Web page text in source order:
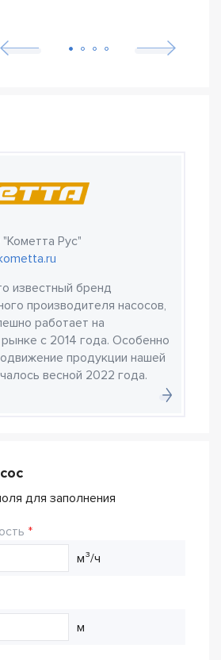
Рус"
известный бренд
производителя насосов,
работает на
с 2014 года. Особенно
продукции нашей
весной 2022 года.
для заполнения
м³/ч
м